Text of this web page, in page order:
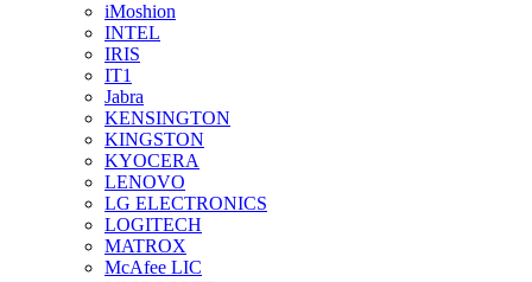
iMoshion
INTEL
IRIS
IT1
Jabra
KENSINGTON
KINGSTON
KYOCERA
LENOVO
LG ELECTRONICS
LOGITECH
MATROX
McAfee LIC